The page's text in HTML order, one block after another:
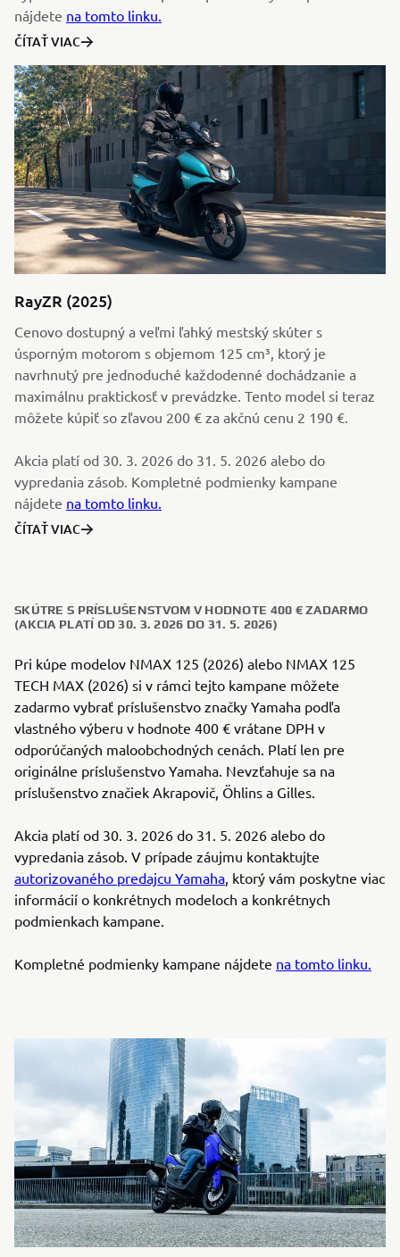
nájdete na tomto linku.
ČÍTAŤ VIAC
RayZR (2025)
Cenovo dostupný a veľmi ľahký mestský skúter s
úsporným motorom s objemom 125 cm³, ktorý je
navrhnutý pre jednoduché každodenné dochádzanie a
maximálnu praktickosť v prevádzke. Tento model si teraz
môžete kúpiť so zľavou 200 € za akčnú cenu 2 190 €.
Akcia platí od 30. 3. 2026 do 31. 5. 2026 alebo do
vypredania zásob. Kompletné podmienky kampane
nájdete na tomto linku.
ČÍTAŤ VIAC
SKÚTRE S PRÍSLUŠENSTVOM V HODNOTE 400 € ZADARMO
(AKCIA PLATÍ OD 30. 3. 2026 DO 31. 5. 2026)
Pri kúpe modelov NMAX 125 (2026) alebo NMAX 125
TECH MAX (2026) si v rámci tejto kampane môžete
zadarmo vybrať príslušenstvo značky Yamaha podľa
vlastného výberu v hodnote 400 € vrátane DPH v
odporúčaných maloobchodných cenách. Platí len pre
originálne príslušenstvo Yamaha. Nevzťahuje sa na
príslušenstvo značiek Akrapovič, Öhlins a Gilles.
Akcia platí od 30. 3. 2026 do 31. 5. 2026 alebo do
vypredania zásob. V prípade záujmu kontaktujte
autorizovaného predajcu Yamaha, ktorý vám poskytne viac
informácií o konkrétnych modeloch a konkrétnych
podmienkach kampane.
Kompletné podmienky kampane nájdete na tomto linku.